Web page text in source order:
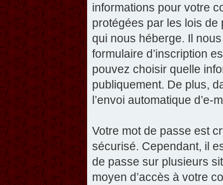
informations pour votre
protégées par les lois
qui nous héberge. Il
formulaire d’inscription
pouvez choisir quelle
publiquement. De plus,
l’envoi automatique d’e-
Votre mot de passe est
sécurisé. Cependant, il
de passe sur plusieurs
moyen d’accès à votre